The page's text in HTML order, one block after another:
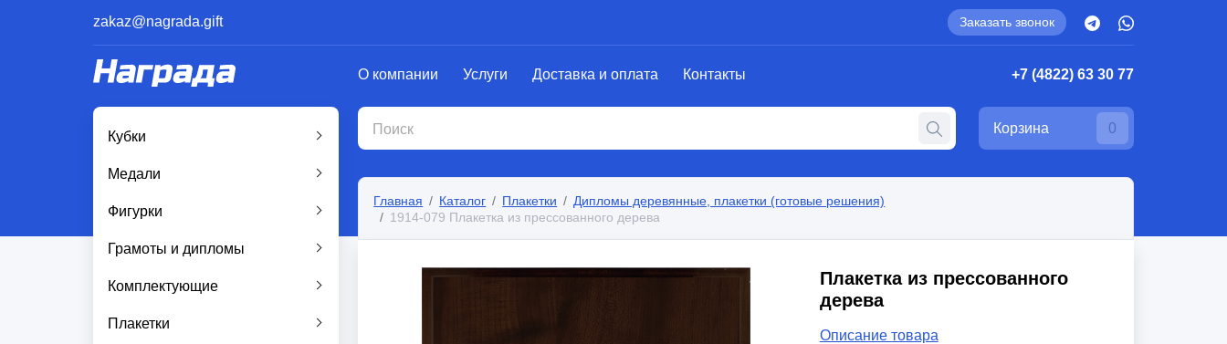
zakaz@nagrada.gift Заказать звонок
О компании Услуги Доставка и оплата Контакты +7 (4822) 63 30 77
Корзина 0
Кубки
Медали
Фигурки
Грамоты и дипломы
Комплектующие
Плакетки
Главная Каталог Плакетки
Дипломы деревянные, плакетки (готовые решения)
1914-079 Плакетка из прессованного дерева
Плакетка из прессованного
дерева
Описание товара